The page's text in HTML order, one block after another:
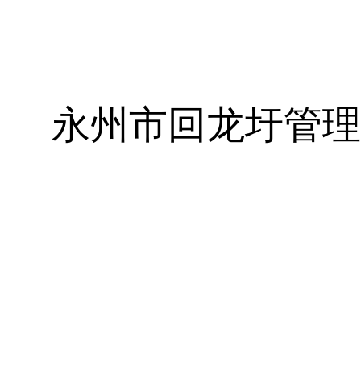
永州市回龙圩管